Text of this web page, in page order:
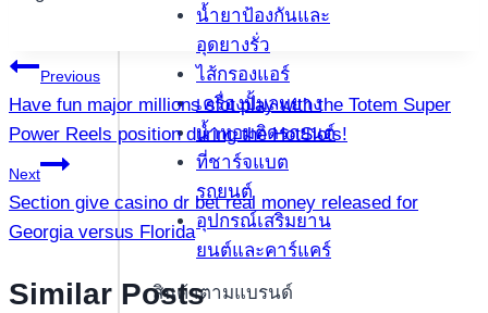
น้ำยาป้องกันและ
อุดยางรั่ว
ไส้กรองแอร์
เครื่องปั้มลมยาง
น้ำหอมติดรถยนต์
ที่ชาร์จแบต
รถยนต์
อุปกรณ์เสริมยาน
ยนต์และคาร์แคร์
สินค้าตามแบรนด์
แนะแนว
เรื่อง
Previous
Have fun major millions slot play with the Totem Super
Power Reels position during the HotSlots!
Next
Section give casino dr bet real money released for
Georgia versus Florida
Similar Posts